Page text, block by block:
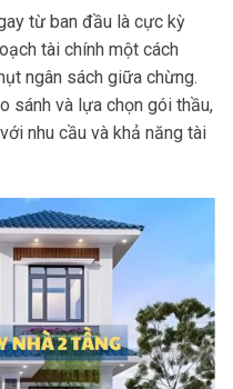
từ ban đầu là cực kỳ
tài chính một cách
ngân sách giữa chừng.
sánh và lựa chọn gói thầu,
nhu cầu và khả năng tài